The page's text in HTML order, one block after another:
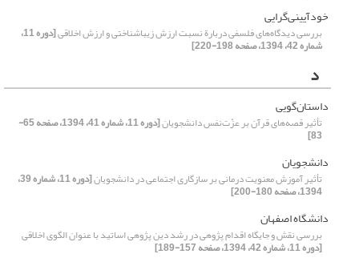
خودآیینی‌گرایی
بررسی دیدگاه‌های فلسفی دربارة نسبت ارزش زیباشناختی و ارزش اخلاقی [دوره 11،
شماره 42، 1394، صفحه 198-220]
د
داستان‌گویی
تأثیر قصه‌های قرآن بر عزّت‌نفس دانشجویان [دوره 11، شماره 41، 1394، صفحه 65-
83]
دانشجویان
تأثیر آموزش معنویت درمانی بر سازگاری اجتماعی در دانشجویان [دوره 11، شماره 39،
1394، صفحه 180-200]
دانشگاه اصفهان
بررسی نقش و جایگاه اقدام پژوهی در رشد دین پژوهی اساتید با عنوان الگوی اخلاقی
[دوره 11، شماره 42، 1394، صفحه 157-189]